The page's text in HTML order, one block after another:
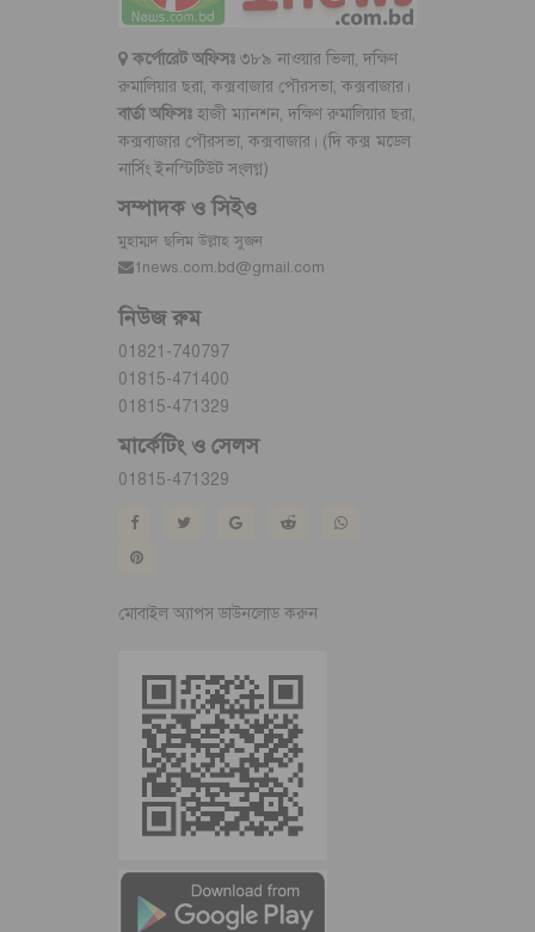
কর্পোরেট অফিসঃ৩৮৯ নাওয়ার ভিলা, দক্ষিণ
রুমালিয়ার ছরা, কক্সবাজার পৌরসভা, কক্সবাজার।
বার্তা অফিসঃ হাজী ম্যানশন, দক্ষিণ রুমালিয়ার ছরা,
কক্সবাজার পৌরসভা, কক্সবাজার। (দি কক্স মডেল
নার্সিং ইনস্টিটিউট সংলগ্ন)
সম্পাদক ও সিইও
মুহাম্মদ ছলিম উল্লাহ সুজন
1news.com.bd@gmail.com
নিউজ রুম
01821-740797
01815-471400
01815-471329
মার্কেটিং ও সেলস
01815-471329
মোবাইল অ্যাপস ডাউনলোড করুন